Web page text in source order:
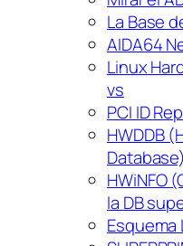
La Base
AIDA64
Linux
vs
PCI ID
HWDDB
Database)
HWiNFO
la DB
Esquema